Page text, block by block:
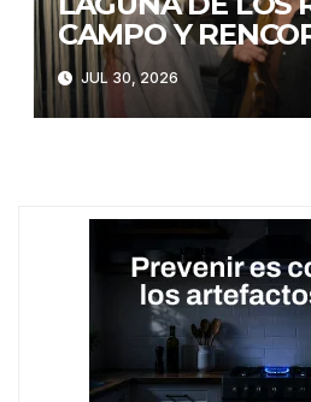
CAMPO Y
JUL 30, 2026